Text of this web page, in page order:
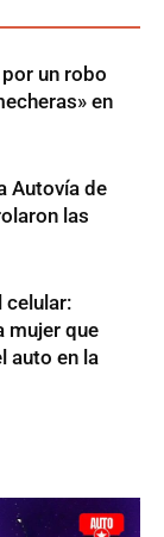
un robo
en
Autovía de
las
celular:
mujer que
auto en la